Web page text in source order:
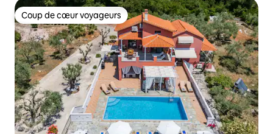
Coup de cœur voyageurs
Coup de cœur voyageurs